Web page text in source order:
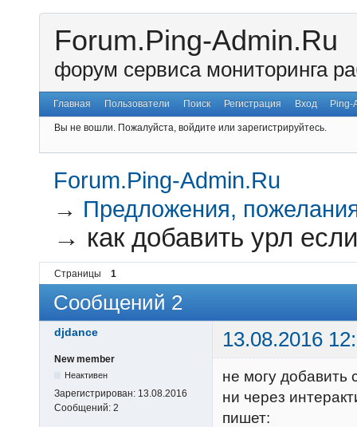
Forum.Ping-Admin.Ru
форум сервиса мониторинга
Главная Пользователи Поиск Регистрация Вход Ping-
Вы не вошли. Пожалуйста, войдите или зарегистрируйтесь.
Forum.Ping-Admin.Ru
→ Предложения,
→ как добавить урл
Страницы 1
Сообщений 2
djdance 13.08.2016
New member
Неактивен
Зарегистрирован: 13.08.2016
Сообщений: 2
не могу добавить
ни через
пишет: